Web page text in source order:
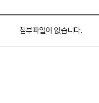
첨부파일이 없습니다.